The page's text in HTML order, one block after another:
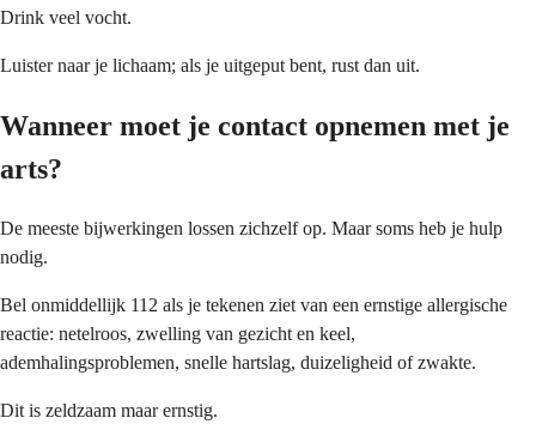
Drink veel vocht.
Luister naar je lichaam; als je uitgeput bent, rust dan uit.
Wanneer moet je contact opnemen met je
arts?
De meeste bijwerkingen lossen zichzelf op. Maar soms heb je hulp
nodig.
Bel onmiddellijk 112 als je tekenen ziet van een ernstige allergische
reactie: netelroos, zwelling van gezicht en keel,
ademhalingsproblemen, snelle hartslag, duizeligheid of zwakte.
Dit is zeldzaam maar ernstig.